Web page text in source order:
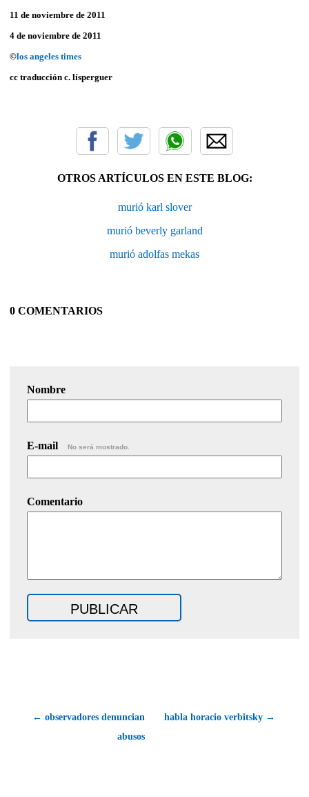
11 de noviembre de 2011
4 de noviembre de 2011
©los angeles times
cc traducción c. lísperguer
OTROS ARTÍCULOS EN ESTE BLOG:
murió karl slover
murió beverly garland
murió adolfas mekas
0 COMENTARIOS
Nombre
E-mail No será mostrado.
Comentario
← observadores denuncian
abusos
habla horacio verbitsky →